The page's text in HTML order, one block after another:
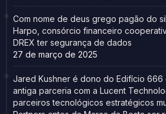
Com nome de deus grego pagão do
Harpo, consórcio financeiro
DREX ter segurança de dados
27 de março de 2025
Jared Kushner é dono do Edifício 666
antiga parceria com a Lucent
parceiros tecnológicos estratégicos